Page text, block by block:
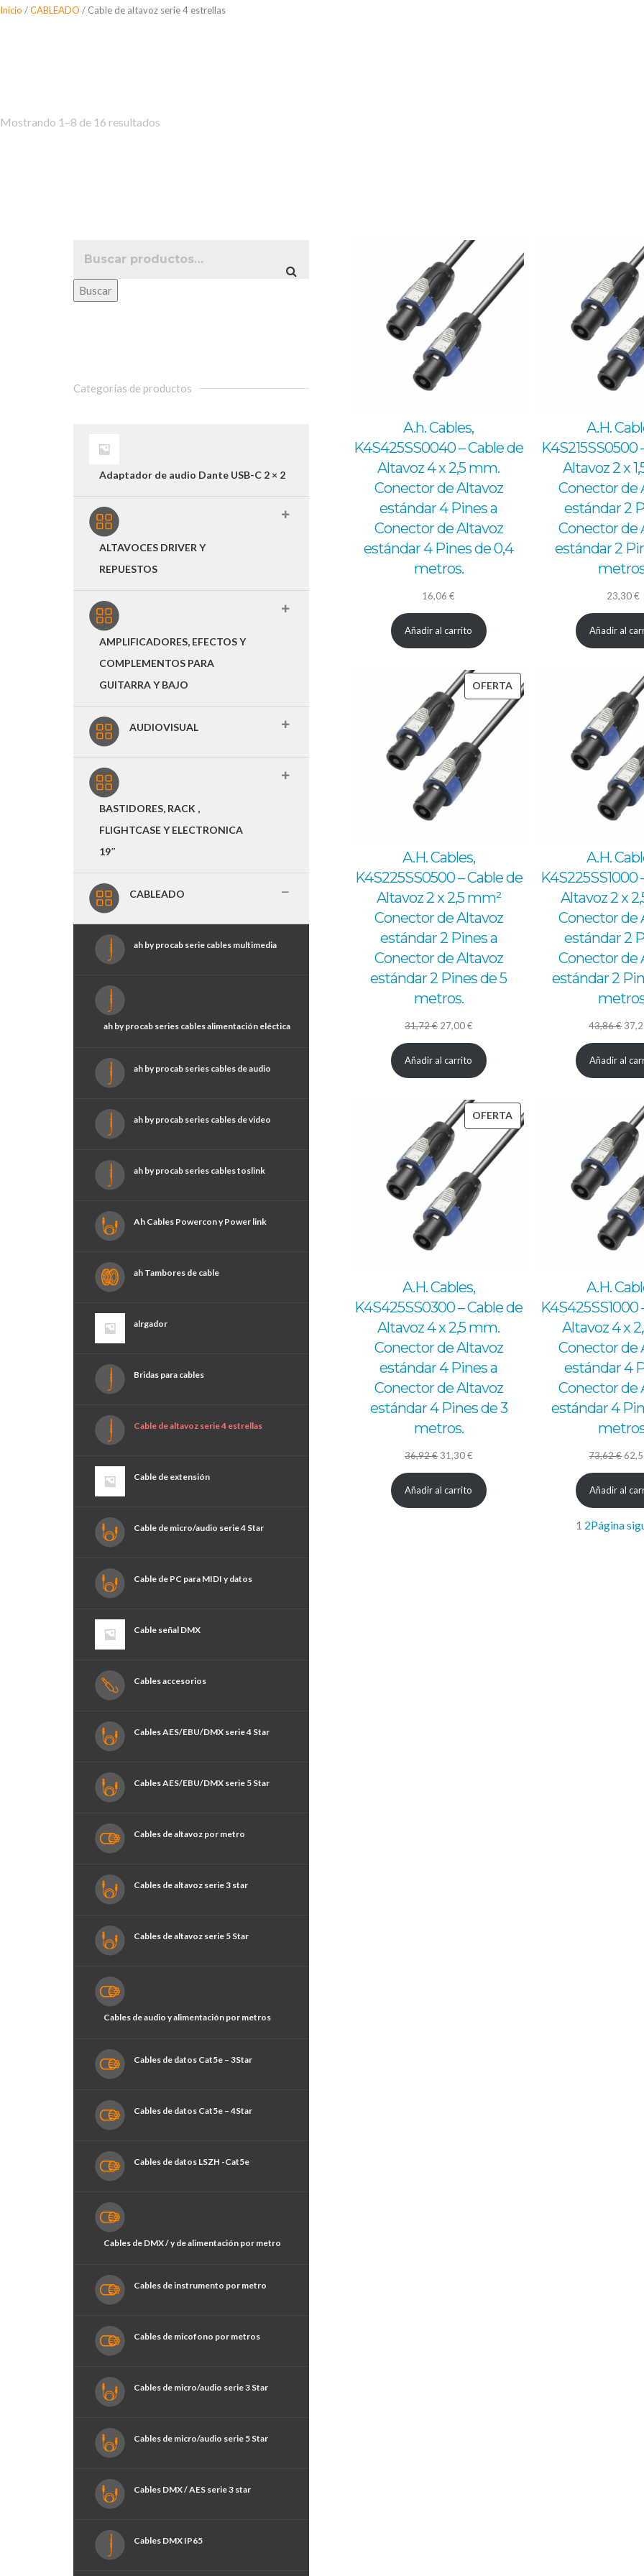
Saltar
Inicio /CABLEADO / Cable de altavoz serie 4 estrellas
Mostrando 1–8 de 16 resultados
A.h. Cables,
K4S425SS0040 – Cable de
Altavoz 4 x 2,5 mm.
Conector de Altavoz
estándar 4 Pines a
Conector de Altavoz
estándar 4 Pines de 0,4
metros.
16,06€
Añadir al carrito
A.H.
K4S215SS0500
Altavoz 2 x
Conector de
estándar 2
Conector de
estándar 2
23,30€
Añadir al
OFERTAPRODUCTO
EN
A.H. Cables,
K4S225SS0500 – Cable de
Altavoz 2 x 2,5 mm²
Conector de Altavoz
estándar 2 Pines a
Conector de Altavoz
estándar 2 Pines de 5
metros.
31,72€ El
precio
original
31,72 €.
27,00€El
precio
actual
27,00 €.
Añadir al carrito
A.H.
K4S225SS1000
Altavoz 2 x
Conector de
estándar 2
Conector de
estándar 2
43,86€ El
Añadir al
OFERTAPRODUCTO
EN
A.H. Cables,
K4S425SS0300 – Cable de
Altavoz 4 x 2,5 mm.
Conector de Altavoz
estándar 4 Pines a
Conector de Altavoz
estándar 4 Pines de 3
metros.
36,92€ El
precio
original
31,30€El
precio
actual
Añadir al carrito
A.H.
K4S425SS1000
Altavoz 4 x
Conector de
estándar 4
Conector de
estándar 4
73,62€ El
Añadir al
1 2Página
Buscar
Categorías de productos
Adaptador de audio Dante USB-C 2 × 2
ALTAVOCES DRIVER Y
REPUESTOS
AMPLIFICADORES, EFECTOS Y
COMPLEMENTOS PARA
GUITARRA Y BAJO
AUDIOVISUAL
BASTIDORES, RACK ,
FLIGHTCASE Y ELECTRONICA
19″
CABLEADO
ah by procab serie cables multimedia
ah by procab series cables alimentación eléctica
ah by procab series cables de audio
ah by procab series cables de video
ah by procab series cables toslink
Ah Cables Powercon y Power link
ah Tambores de cable
alrgador
Bridas para cables
Cable de altavoz serie 4 estrellas
Cable de extensión
Cable de micro/audio serie 4 Star
Cable de PC para MIDI y datos
Cable señal DMX
Cables accesorios
Cables AES/EBU/DMX serie 4 Star
Cables AES/EBU/DMX serie 5 Star
Cables de altavoz por metro
Cables de altavoz serie 3 star
Cables de altavoz serie 5 Star
Cables de audio y alimentación por metros
Cables de datos Cat5e – 3Star
Cables de datos Cat5e – 4Star
Cables de datos LSZH -Cat5e
Cables de DMX / y de alimentación por metro
Cables de instrumento por metro
Cables de micofono por metros
Cables de micro/audio serie 3 Star
Cables de micro/audio serie 5 Star
Cables DMX / AES serie 3 star
Cables DMX IP65